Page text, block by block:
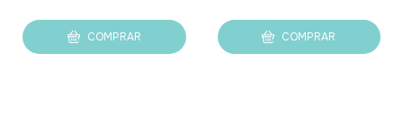
COMPRAR COMPRAR